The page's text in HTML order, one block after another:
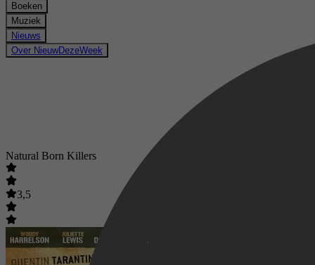
Boeken
Muziek
Nieuws
Over NieuwDezeWeek
Natural Born Killers
3,5